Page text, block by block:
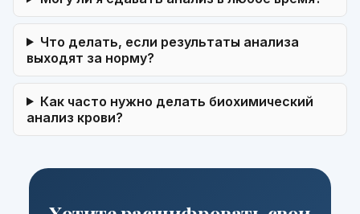
Что делать, если результаты анализа
выходят за норму?
Как часто нужно делать биохимический
анализ крови?